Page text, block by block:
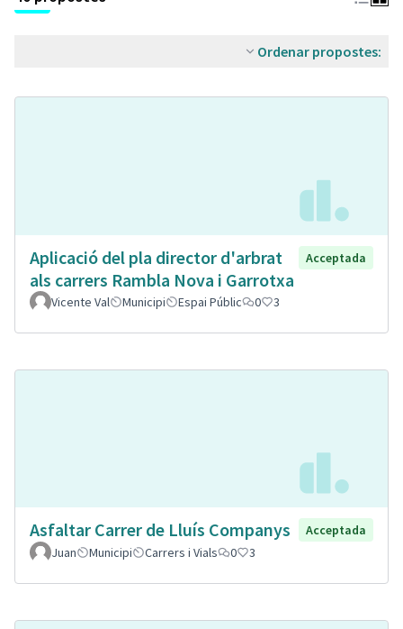
Ordenar propostes:
Aplicació del pla director d'arbrat
als carrers Rambla Nova i Garrotxa
Acceptada
Vicente Val Municipi Espai Públic 0 3
Asfaltar Carrer de Lluís Companys
Acceptada
Juan
Municipi Carrers i Vials 0 3